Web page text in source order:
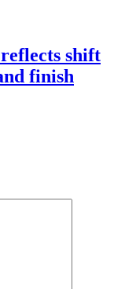
shift
finish